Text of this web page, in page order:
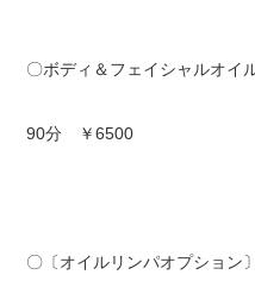
〇ボディ＆フェイシャルオイ
90分 ￥6500
〇〔オイルリンパオプション